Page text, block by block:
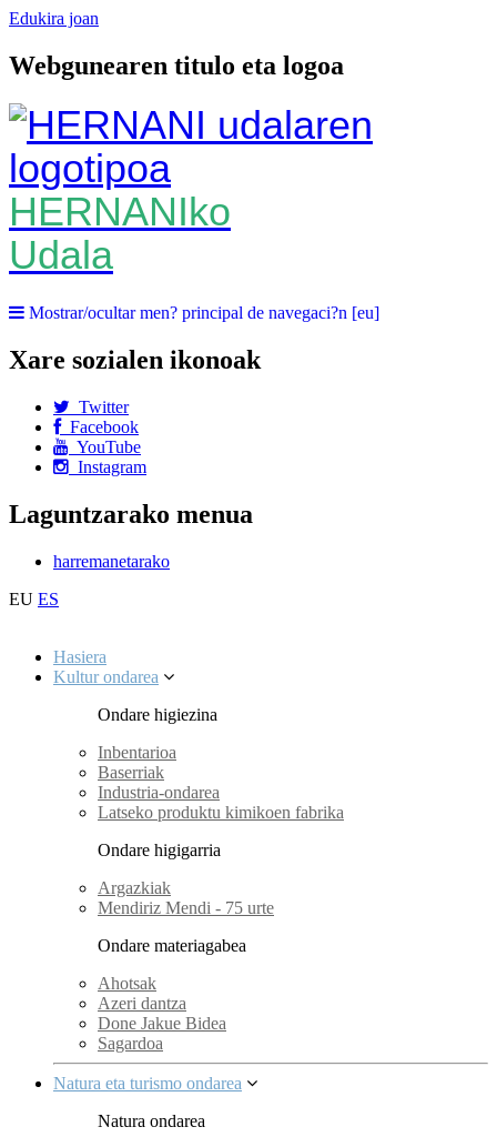
Edukira joan
Webgunearen titulo eta logoa
HERNANIko
Udala
Mostrar/ocultar men? principal de navegaci?n [eu]
Xare sozialen ikonoak
Twitter
Facebook
YouTube
Instagram
Laguntzarako menua
harremanetarako
EU ES
Hasiera
Kultur ondarea
Ondare higiezina
Inbentarioa
Baserriak
Industria-ondarea
Latseko produktu kimikoen fabrika
Ondare higigarria
Argazkiak
Mendiriz Mendi - 75 urte
Ondare materiagabea
Ahotsak
Azeri dantza
Done Jakue Bidea
Sagardoa
Natura eta turismo ondarea
Natura ondarea